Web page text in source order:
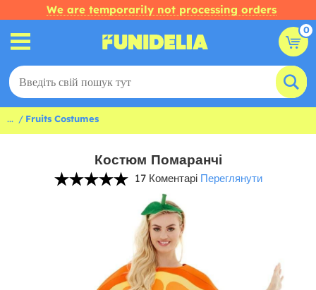
We are temporarily not processing orders
0
... Fruits Costumes
Костюм Помаранчі
17 Коментарі Переглянути